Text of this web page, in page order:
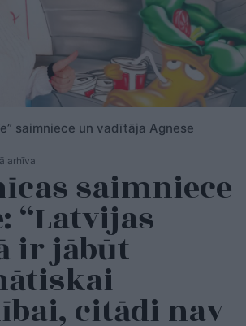
saimniece un vadītāja Agnese
arhīva
saimniece
“Latvijas
ir jābūt
citādi nav